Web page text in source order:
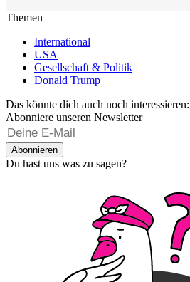
Themen
International
USA
Gesellschaft & Politik
Donald Trump
Das könnte dich auch noch interessieren:
Abonniere unseren Newsletter
Abonnieren
Du hast uns was zu sagen?